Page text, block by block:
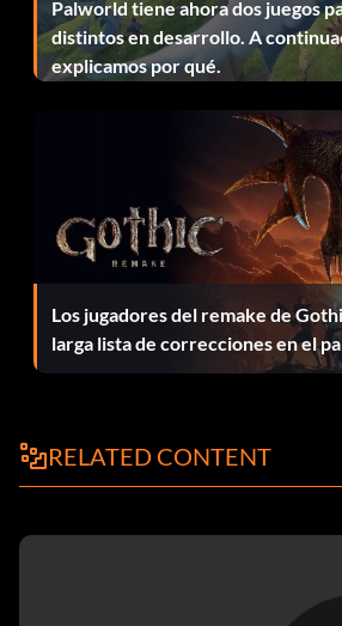
Palworld tiene ahora dos juegos
distintos en desarrollo. A
explicamos por qué.
Los jugadores del remake de
larga lista de correcciones en el
RELATED CONTENT